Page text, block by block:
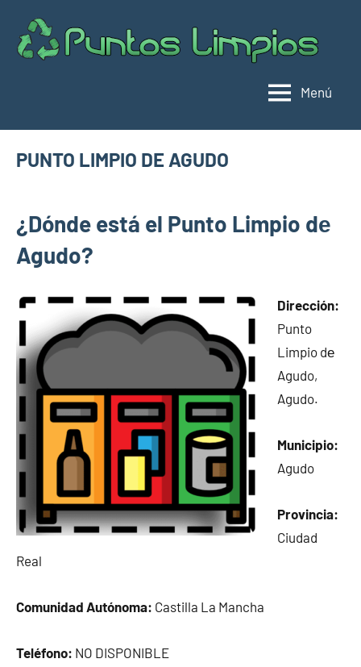
contenido
Menú
PUNTO LIMPIO DE AGUDO
limpios en
municipios
de Ciudad
2025
¿Dónde está el Punto Limpio dе
Agudo?
Dirección:
Punto
Limpio dе
Agudo,
Agudo.
Municipio:
Agudo
Provincia:
Ciudad
Real
Comunidad Autónoma: Castilla La Mancha
Teléfono: NO DISPONIBLE